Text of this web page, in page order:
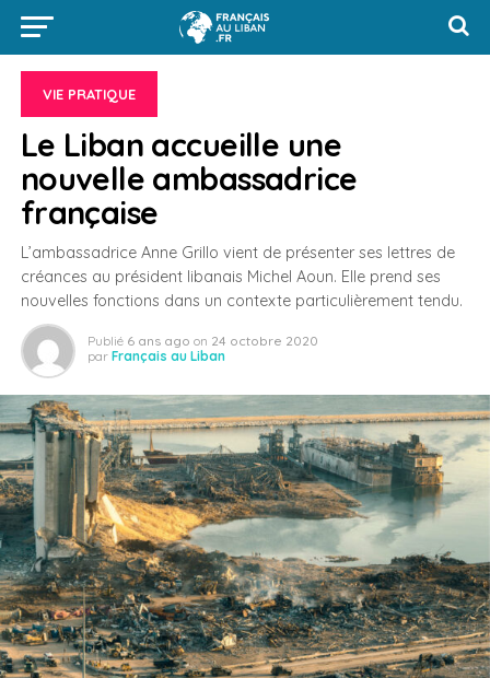
VIE PRATIQUE
Le Liban accueille une
nouvelle ambassadrice
française
L’ambassadrice Anne Grillo vient de présenter ses lettres de
créances au président libanais Michel Aoun. Elle prend ses
nouvelles fonctions dans un contexte particulièrement tendu.
Publié 6 ans ago on 24 octobre 2020
par Français au Liban